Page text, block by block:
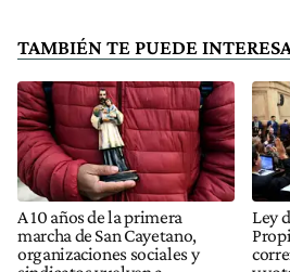
TAMBIÉN TE PUEDE
A 10 años de la primera
marcha de San Cayetano,
organizaciones sociales y
Ley